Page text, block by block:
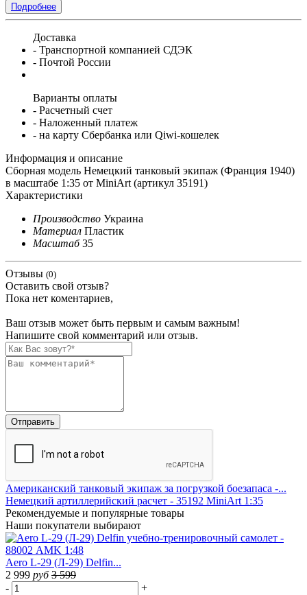
Подробнее
Доставка
- Транспортной компанией СДЭК
- Почтой России
Варианты оплаты
- Расчетный счет
- Наложенный платеж
- на карту Сбербанка или Qiwi-кошелек
Информация и описание
Сборная модель Немецкий танковый экипаж (Франция 1940)
в масштабе 1:35 от MiniArt (артикул 35191)
Характеристики
Производство Украина
Материал Пластик
Масштаб 35
Отзывы (0)
Оставить свой отзыв?
Пока нет коментариев,
Ваш отзыв может быть первым и самым важным!
Напишите свой комментарий или отзыв.
Американский танковый экипаж за погрузкой боезапаса -...
Немецкий артиллерийский расчет - 35192 MiniArt 1:35
Рекомендуемые и популярные товары
Наши покупатели выбирают
Aero L-29 (Л-29) Delfin...
2 999 руб 3 599
-
+